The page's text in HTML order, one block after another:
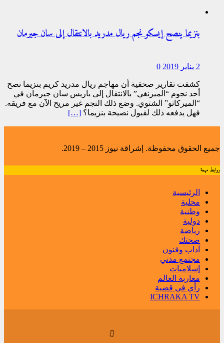
بنزيما ينصح إيسكو نجم ريال مدريد بالانتقال إلى سان جيرمان
2 يناير 2019 0
كشفت تقارير صحفية أن مهاجم ريال مدريد كريم بنزيما نصح
أحد نجوم “الميرنغي” بالانتقال إلى باريس سان جيرمان في
“الميركاتو” الشتوي. وضع ذلك النجم غير مريح الآن مع فريقه.
فهل يدفعه ذلك لقبول نصيحة بنزيما؟ […]
جميع الحقوق محفوظة. إشراقة نيوز 2015 – 2019.
روابط مهمة
الرئيسية
محلية
وطنية
دولية
رياضة
صحتك
آداب وفنون
مجتمع مدني
إسلاميات
مغاربة العالم
رأي في قضية
ICHRAKA TV